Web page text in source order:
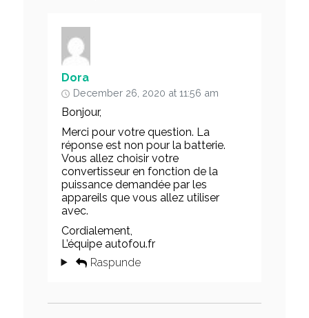
Dora
December 26, 2020 at 11:56 am
Bonjour,
Merci pour votre question. La
réponse est non pour la batterie.
Vous allez choisir votre
convertisseur en fonction de la
puissance demandée par les
appareils que vous allez utiliser
avec.
Cordialement,
L’équipe autofou.fr
Raspunde